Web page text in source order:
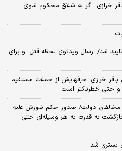
خرازی: اگر به شلاق محکوم شوی
شد/ ارسال ویدئوی لحظه قتل او برای
خرازی؛ حرفهایش از حملات مستقیم
و حتی خطرناکتر است
مخالفان دولت/ صدور حکم شورش علیه
به قدرت به هر وسیله‌ای حتی
بستری شد